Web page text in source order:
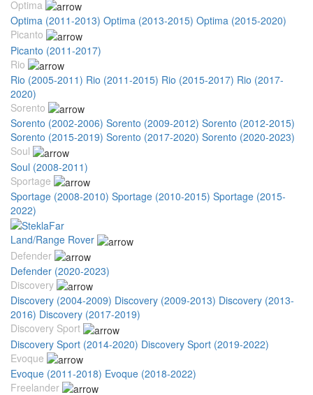
Optima
Optima (2011-2013) Optima (2013-2015) Optima (2015-2020)
Picanto
Picanto (2011-2017)
Rio
Rio (2005-2011) Rio (2011-2015) Rio (2015-2017) Rio (2017-
2020)
Sorento
Sorento (2002-2006) Sorento (2009-2012) Sorento (2012-2015)
Sorento (2015-2019) Sorento (2017-2020) Sorento (2020-2023)
Soul
Soul (2008-2011)
Sportage
Sportage (2008-2010) Sportage (2010-2015) Sportage (2015-
2022)
Land/Range Rover
Defender
Defender (2020-2023)
Discovery
Discovery (2004-2009) Discovery (2009-2013) Discovery (2013-
2016) Discovery (2017-2019)
Discovery Sport
Discovery Sport (2014-2020) Discovery Sport (2019-2022)
Evoque
Evoque (2011-2018) Evoque (2018-2022)
Freelander